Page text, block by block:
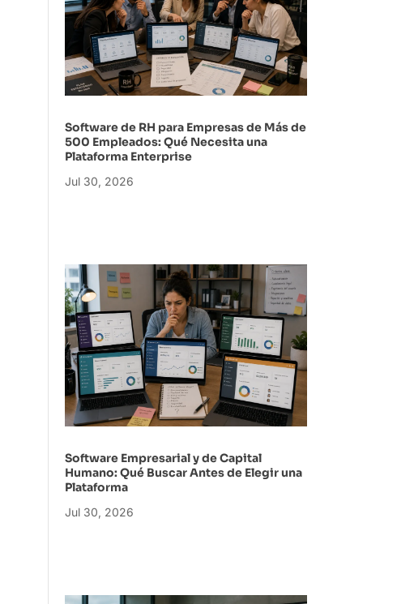
Software de RH para Empresas de Más de
500 Empleados: Qué Necesita una
Plataforma Enterprise
Jul 30, 2026
Software Empresarial y de Capital
Humano: Qué Buscar Antes de Elegir una
Plataforma
Jul 30, 2026